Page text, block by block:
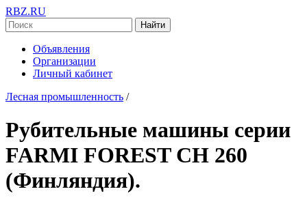
RBZ.RU
Найти
Объявления
Организации
Личный кабинет
Лесная промышленность /
Рубительные машины серии
FARMI FOREST СН 260
(Финляндия).